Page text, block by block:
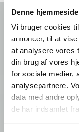
Denne
Vi bruger cookies
annoncer, til at
at analysere vores
din brug af vores
for sociale medier,
analysepartnere.
data med andre
de har indsamlet
Forside
Detail: Produkter
Produkt
Ardo NV
Filial af Ardo NV,
Romsøvej 25
5800 Nyborg